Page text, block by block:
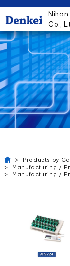
Nihon
Co.,
Products by
Manufacturing /
Manufacturing /